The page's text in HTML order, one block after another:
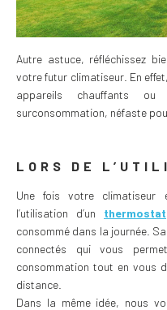
Autre astuce, réfléchissez
votre futur climatiseur. En
appareils chauffants
surconsommation, néfaste
LORS DE
Une fois votre climatiseur
l’utilisation d’un thermostat
consommé dans la journée.
connectés qui vous
consommation tout en vous
distance.
Dans la même idée, nous